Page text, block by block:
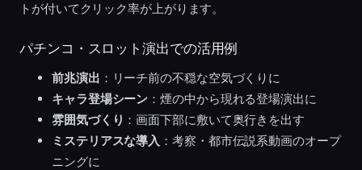
トが付いてクリック率が上がります。
パチンコ・スロット演出での活用例
前兆演出 ：リーチ前の不穏な空気づくりに
キャラ登場シーン ：煙の中から現れる登場演出に
雰囲気づくり ：画面下部に敷いて奥行きを出す
ミステリアスな導入 ：考察・都市伝説系動画のオープ
ニングに